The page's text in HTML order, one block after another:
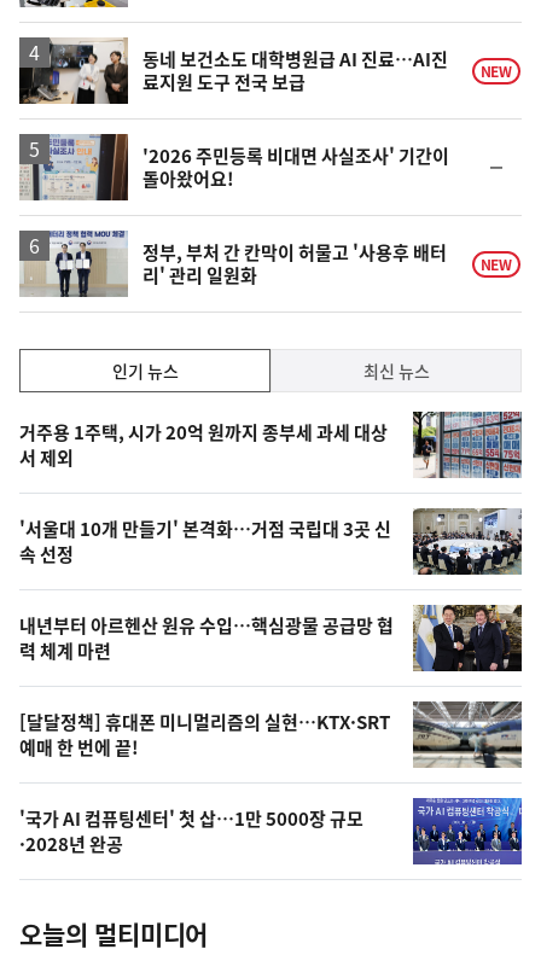
동네 보건소도 대학병원급 AI 진료…AI진
료지원 도구 전국 보급
NEW
'2026 주민등록 비대면 사실조사' 기간이
돌아왔어요!
일
정부, 부처 간 칸막이 허물고 '사용후 배터
리' 관리 일원화
NEW
기,
최
신,
오
늘
의
영
상
오
늘
의
사
진
인기 뉴스 최신 뉴스
기
뉴
스
거주용 1주택, 시가 20억 원까지 종부세 과세 대상
서 제외
'서울대 10개 만들기' 본격화…거점 국립대 3곳 신
속 선정
내년부터 아르헨산 원유 수입…핵심광물 공급망 협
력 체계 마련
[달달정책] 휴대폰 미니멀리즘의 실현…KTX·SRT
예매 한 번에 끝!
'국가 AI 컴퓨팅센터' 첫 삽…1만 5000장 규모
·2028년 완공
오늘의 멀티미디어